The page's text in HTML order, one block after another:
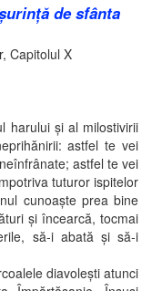
de sfânta
Capitolul X
şi al milostivirii
astfel te vei
astfel te vei
tuturor ispitelor
cunoaşte prea bine
şi încearcă, tocmai
să-i abată şi să-i
diavoleşti atunci